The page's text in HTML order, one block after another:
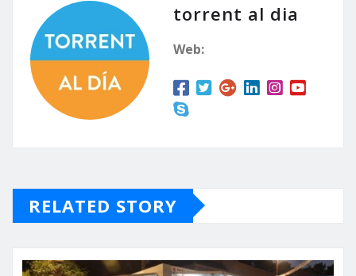
torrent al dia
Web:
RELATED STORY